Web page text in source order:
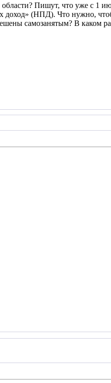
Пишут, что уже с 1
(НПД). Что нужно,
самозанятым? В каком